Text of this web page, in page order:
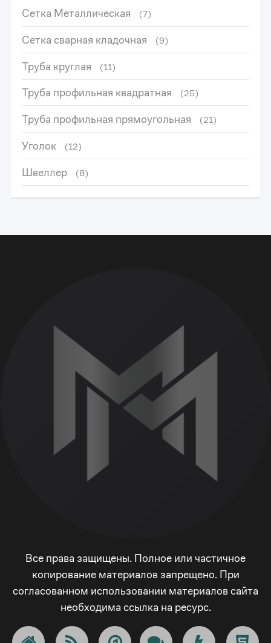
Сетка Металлическая (7)
Сетка сварная кладочная (9)
Труба круглая (11)
Труба профильная квадратная (25)
Труба профильная прямоугольная (21)
Уголок (12)
Швеллер (8)
Все права защищены. Полное или частичное
копирование материалов запрещено. При
согласованном использовании материалов сайта
необходима ссылка на ресурс.